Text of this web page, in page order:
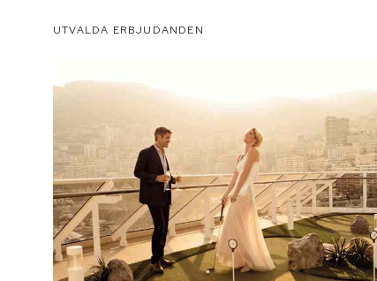
UTVALDA ERBJUDANDEN